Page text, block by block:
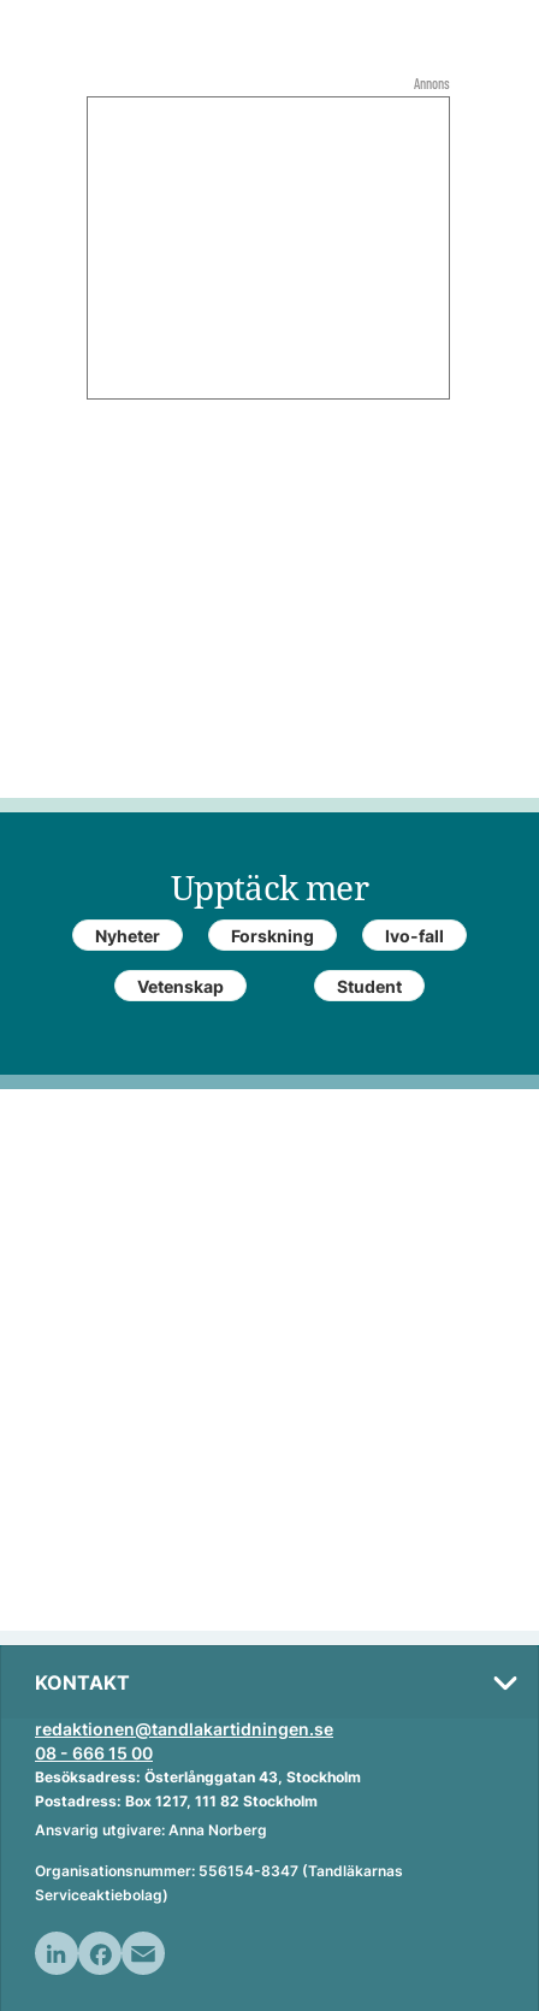
Upptäck mer
Nyheter Forskning Ivo-fall
Vetenskap Student
Annons
KONTAKT
redaktionen@tandlakartidningen.se
08 - 666 15 00
Besöksadress: Österlånggatan 43, Stockholm
Postadress: Box 1217, 111 82 Stockholm
Ansvarig utgivare: Anna Norberg
Organisationsnummer: 556154-8347 (Tandläkarnas
Serviceaktiebolag)